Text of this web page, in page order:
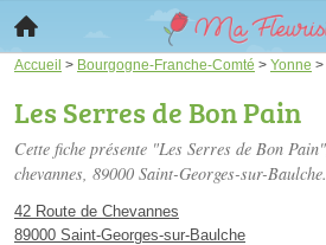
Accueil > Bourgogne-Franche-Comté > Yonne >
Les Serres de Bon Pain
Cette fiche présente "Les Serres de Bon
chevannes, 89000 Saint-Georges-sur-Baulche.
42 Route de Chevannes
89000 Saint-Georges-sur-Baulche